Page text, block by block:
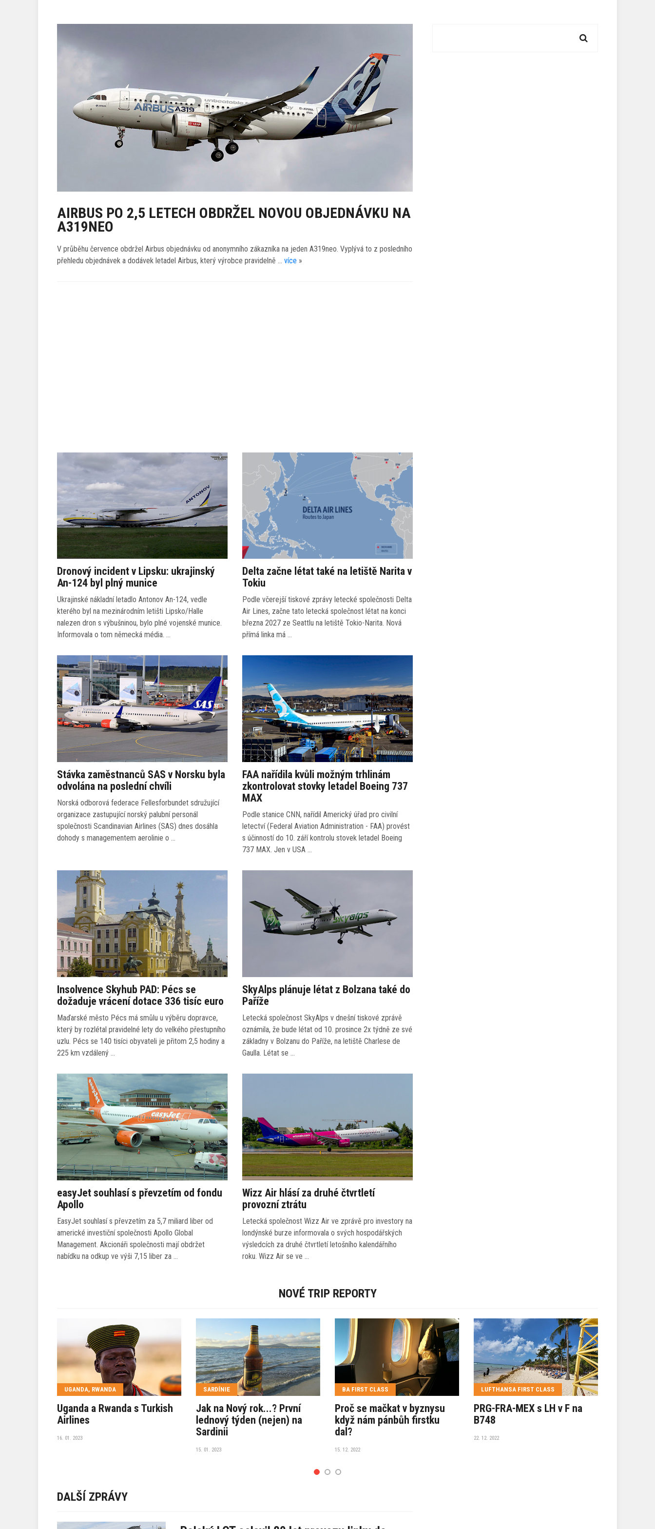
AIRBUS PO 2,5 LETECH OBDRŽEL NOVOU OBJEDNÁVKU NA
A319NEO
V průběhu července obdržel Airbus objednávku od anonymního zákazníka na jeden A319neo. Vyplývá to z posledního
přehledu objednávek a dodávek letadel Airbus, který výrobce pravidelně … více »
Dronový incident v Lipsku: ukrajinský
An-124 byl plný munice
Ukrajinské nákladní letadlo Antonov An-124, vedle
kterého byl na mezinárodním letišti Lipsko/Halle
nalezen dron s výbušninou, bylo plné vojenské munice.
Informovala o tom německá média. …
Delta začne létat také na letiště Narita v
Tokiu
Podle včerejší tiskové zprávy letecké společnosti Delta
Air Lines, začne tato letecká společnost létat na konci
března 2027 ze Seattlu na letiště Tokio-Narita. Nová
přímá linka má …
Stávka zaměstnanců SAS v Norsku byla
odvolána na poslední chvíli
Norská odborová federace Fellesforbundet sdružující
organizace zastupující norský palubní personál
společnosti Scandinavian Airlines (SAS) dnes dosáhla
dohody s managementem aerolinie o …
FAA nařídila kvůli možným trhlinám
zkontrolovat stovky letadel Boeing 737
MAX
Podle stanice CNN, nařídil Americký úřad pro civilní
letectví (Federal Aviation Administration - FAA) provést
s účinností do 10. září kontrolu stovek letadel Boeing
737 MAX. Jen v USA …
Insolvence Skyhub PAD: Pécs se
dožaduje vrácení dotace 336 tisíc euro
Maďarské město Pécs má smůlu u výběru dopravce,
který by rozlétal pravidelné lety do velkého přestupního
uzlu. Pécs se 140 tisíci obyvateli je přitom 2,5 hodiny a
225 km vzdálený …
SkyAlps plánuje létat z Bolzana také do
Paříže
Letecká společnost SkyAlps v dnešní tiskové zprávě
oznámila, že bude létat od 10. prosince 2x týdně ze své
základny v Bolzanu do Paříže, na letiště Charlese de
Gaulla. Létat se …
easyJet souhlasí s převzetím od fondu
Apollo
EasyJet souhlasí s převzetím za 5,7 miliard liber od
americké investiční společnosti Apollo Global
Management. Akcionáři společnosti mají obdržet
nabídku na odkup ve výši 7,15 liber za …
Wizz Air hlásí za druhé čtvrtletí
provozní ztrátu
Letecká společnost Wizz Air ve zprávě pro investory na
londýnské burze informovala o svých hospodářských
výsledcích za druhé čtvrtletí letošního kalendářního
roku. Wizz Air se ve …
NOVÉ TRIP REPORTY
UGANDA, RWANDA
Uganda a Rwanda s Turkish
Airlines
16. 01. 2023
SARDÍNIE
Jak na Nový rok...? První
lednový týden (nejen) na
Sardinii
15. 01. 2023
BA FIRST CLASS
Proč se mačkat v byznysu
když nám pánbůh firstku
dal?
15. 12. 2022
LUFTHANSA FIRST CLASS
PRG-FRA-MEX s LH v F na
B748
22. 12. 2022
DALŠÍ ZPRÁVY